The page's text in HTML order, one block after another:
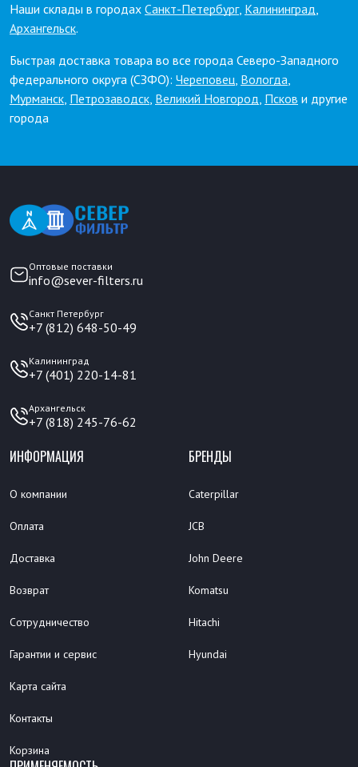
Наши склады в городах Санкт-Петербург, Калининград,
Архангельск.
Быстрая доставка товара во все города Северо-Западного
федерального округа (СЗФО): Череповец, Вологда,
Мурманск, Петрозаводск, Великий Новгород, Псков и другие
города
Оптовые поставки
info@sever-filters.ru
Санкт Петербург
+7 (812) 648-50-49
Калининград
+7 (401) 220-14-81
Архангельск
+7 (818) 245-76-62
ИНФОРМАЦИЯ
О компании
Оплата
Доставка
Возврат
Сотрудничество
Гарантии и сервис
Карта сайта
Контакты
Корзина
БРЕНДЫ
Caterpillar
JCB
John Deere
Komatsu
Hitachi
Hyundai